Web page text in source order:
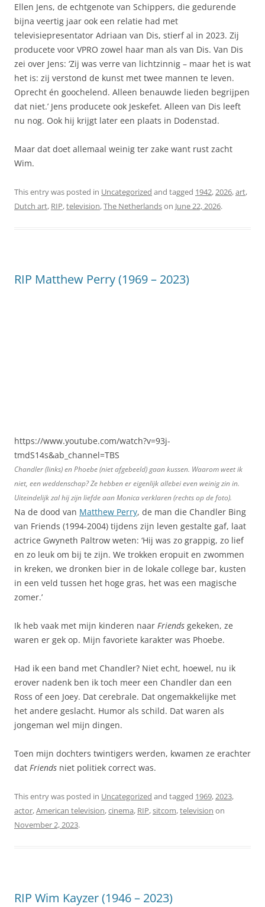
Ellen Jens, de echtgenote van Schippers, die gedurende
bijna veertig jaar ook een relatie had met
televisiepresentator Adriaan van Dis, stierf al in 2023. Zij
producete voor VPRO zowel haar man als van Dis. Van Dis
zei over Jens: ‘Zij was verre van lichtzinnig – maar het is wat
het is: zij verstond de kunst met twee mannen te leven.
Oprecht én goochelend. Alleen benauwde lieden begrijpen
dat niet.’ Jens producete ook Jeskefet. Alleen van Dis leeft
nu nog. Ook hij krijgt later een plaats in Dodenstad.
Maar dat doet allemaal weinig ter zake want rust zacht
Wim.
This entry was posted in Uncategorized and tagged 1942,2026,art,
Dutch art, RIP,television,The Netherlandson June 22, 2026.
RIP Matthew Perry (1969 – 2023)
https://www.youtube.com/watch?v=93j-
tmdS14s&ab_channel=TBS
Chandler (links) en Phoebe (niet afgebeeld) gaan kussen. Waarom weet ik
niet, een weddenschap? Ze hebben er eigenlijk allebei even weinig zin in.
Uiteindelijk zal hij zijn liefde aan Monica verklaren (rechts op de foto).
Na de dood van Matthew Perry, de man die Chandler Bing
van Friends (1994-2004) tijdens zijn leven gestalte gaf, laat
actrice Gwyneth Paltrow weten: ‘Hij was zo grappig, zo lief
en zo leuk om bij te zijn. We trokken eropuit en zwommen
in kreken, we dronken bier in de lokale college bar, kusten
in een veld tussen het hoge gras, het was een magische
zomer.’
Ik heb vaak met mijn kinderen naar Friends gekeken, ze
waren er gek op. Mijn favoriete karakter was Phoebe.
Had ik een band met Chandler? Niet echt, hoewel, nu ik
erover nadenk ben ik toch meer een Chandler dan een
Ross of een Joey. Dat cerebrale. Dat ongemakkelijke met
het andere geslacht. Humor als schild. Dat waren als
jongeman wel mijn dingen.
Toen mijn dochters twintigers werden, kwamen ze erachter
dat Friends niet politiek correct was.
This entry was posted in Uncategorized and tagged 1969,2023,
actor,American television,cinema, RIP,sitcom,television on
November 2, 2023.
RIP Wim Kayzer (1946 – 2023)